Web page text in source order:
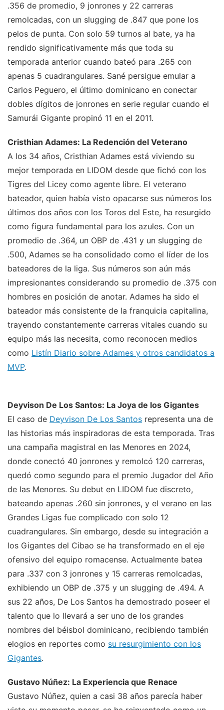
.356 de promedio, 9 jonrones y 22 carreras
remolcadas, con un slugging de .847 que pone los
pelos de punta. Con solo 59 turnos al bate, ya ha
rendido significativamente más que toda su
temporada anterior cuando bateó para .265 con
apenas 5 cuadrangulares. Sané persigue emular a
Carlos Peguero, el último dominicano en conectar
dobles dígitos de jonrones en serie regular cuando el
Samurái Gigante propinó 11 en el 2011.
Cristhian Adames: La Redención del Veterano
A los 34 años, Cristhian Adames está viviendo su
mejor temporada en LIDOM desde que fichó con los
Tigres del Licey como agente libre. El veterano
bateador, quien había visto opacarse sus números los
últimos dos años con los Toros del Este, ha resurgido
como figura fundamental para los azules. Con un
promedio de .364, un OBP de .431 y un slugging de
.500, Adames se ha consolidado como el líder de los
bateadores de la liga. Sus números son aún más
impresionantes considerando su promedio de .375 con
hombres en posición de anotar. Adames ha sido el
bateador más consistente de la franquicia capitalina,
trayendo constantemente carreras vitales cuando su
equipo más las necesita, como reconocen medios
como Listín Diario sobre Adames y otros candidatos a
MVP.
Deyvison De Los Santos: La Joya de los Gigantes
El caso de Deyvison De Los Santos representa una de
las historias más inspiradoras de esta temporada. Tras
una campaña magistral en las Menores en 2024,
donde conectó 40 jonrones y remolcó 120 carreras,
quedó como segundo para el premio Jugador del Año
de las Menores. Su debut en LIDOM fue discreto,
bateando apenas .260 sin jonrones, y el verano en las
Grandes Ligas fue complicado con solo 12
cuadrangulares. Sin embargo, desde su integración a
los Gigantes del Cibao se ha transformado en el eje
ofensivo del equipo romacense. Actualmente batea
para .337 con 3 jonrones y 15 carreras remolcadas,
exhibiendo un OBP de .375 y un slugging de .494. A
sus 22 años, De Los Santos ha demostrado poseer el
talento que lo llevará a ser uno de los grandes
nombres del béisbol dominicano, recibiendo también
elogios en reportes como su resurgimiento con los
Gigantes.
Gustavo Núñez: La Experiencia que Renace
Gustavo Núñez, quien a casi 38 años parecía haber